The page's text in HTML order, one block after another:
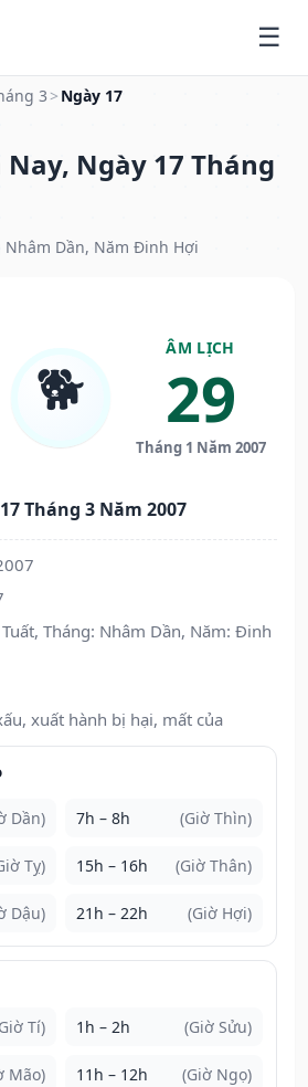
3 > Ngày 17
Ngày 17 Tháng
Nhâm Dần, Năm Đinh Hợi
🐕
ÂM LỊCH
29
Tháng 1 Năm 2007
Tháng 3 Năm 2007
Tháng: Nhâm Dần, Năm: Đinh
xuất hành bị hại, mất của
Dần) 7h – 8h (Giờ Thìn)
Tỵ) 15h – 16h (Giờ Thân)
Dậu) 21h – 22h (Giờ Hợi)
Tí) 1h – 2h (Giờ Sửu)
Mão) 11h – 12h (Giờ Ngọ)